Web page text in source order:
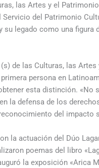
las Artes y el
Servicio del Patrimonio
su legado como una
(s) de las Culturas, las
persona en
esta distinción. «No
la defensa de los
del
la actuación del Dúo
poemas del libro
la exposición «Arica